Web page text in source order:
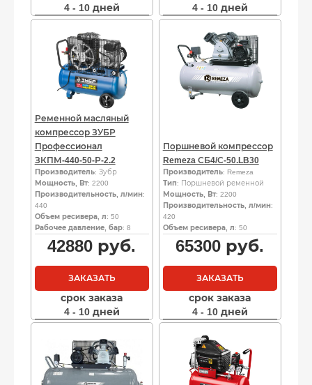
4 - 10 дней
4 - 10 дней
Ременной масляный
компрессор ЗУБР
Профессионал
ЗКПМ-440-50-Р-2.2
Производитель: Зубр
Мощность, Вт: 2200
Производительность, л/мин:
440
Объем ресивера, л: 50
Рабочее давление, бар: 8
42880 руб.
ЗАКАЗАТЬ
срок заказа
4 - 10 дней
Поршневой компрессор
Remeza СБ4/С-50.LB30
Производитель: Remeza
Тип: Поршневой ременной
Мощность, Вт: 2200
Производительность, л/мин:
420
Объем ресивера, л: 50
65300 руб.
ЗАКАЗАТЬ
срок заказа
4 - 10 дней